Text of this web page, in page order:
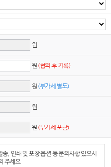
원
원 (협의 후 기록)
원 (부가세 별도)
원
원 (부가세 포함)
, 인쇄 및 포장 옵션 등 문의사항 있으시
주세요